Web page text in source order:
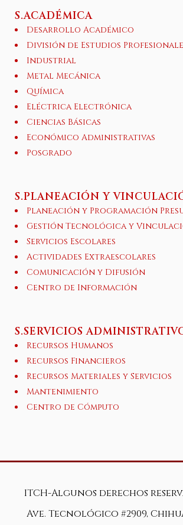
S.ACADÉMICA
Desarrollo Académico
División de Estudios
Industrial
Metal Mecánica
Química
Eléctrica Electrónica
Ciencias Básicas
Económico Administrativas
Posgrado
S.PLANEACIÓN Y
Planeación y Programación
Gestión Tecnológica y
Servicios Escolares
Actividades Extraescolares
Comunicación y Difusión
Centro de Información
S.SERVICIOS
Recursos Humanos
Recursos Financieros
Recursos Materiales y Servicios
Mantenimiento
Centro de Cómputo
ITCH-Algunos derechos
Ave. Tecnológico #2909,